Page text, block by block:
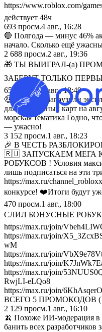
https://www.roblox.com/
действует 48ч
693 просм.4 авг., 16:28
🔴 Полгода — минус 46%
начало. Сколько ещё
2 688 просм.2 авг., 19:36
🎁 ТЫ ВЫИГРАЛ-(а)
ЗАБЕРУТ ТОЛЬКО
655
просм.2 авг., 18:49
🤑 В Roblox загрузили
для подарочных карт на
морская тематика Годно,
— ужасно!
3 152 просм.1 авг., 18:23
🎉 В ЧЕСТЬ
🇷🇺 ЗАПУСКАЕМ МЕГА
РОБУКСОВ ! Условия
лишь подписаться на эти
https://max.ru/
конкурсе! ❤️Итоги будут
470 просм.1 авг., 18:00
СЛИЛ БОНУСНЫЕ
https://max.ru/join/
https://max.ru/join/
wM
https://max.ru/join/
https://max.ru/join/
https://max.ru/join/
RwjLI-eLQo8
https://max.ru/join/
ВСЕГО 5 ПРОМОКОДОВ
2 129 просм.1 авг., 16:10
🍌 Похоже ИИ-модерация в
банить всех разработчиков